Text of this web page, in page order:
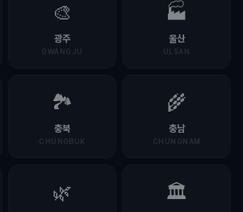
🎨
광주
GWANGJU
🏭
울산
ULSAN
🏞️
충북
CHUNGBUK
🌾
충남
CHUNGNAM
🌿 🏛️